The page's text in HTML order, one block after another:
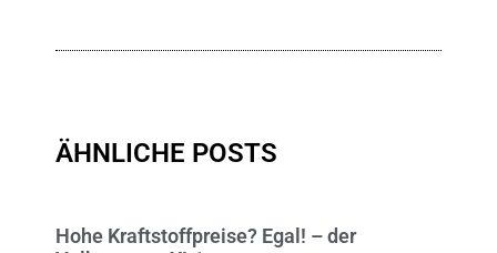
ÄHNLICHE POSTS
Hohe Kraftstoffpreise? Egal! – der